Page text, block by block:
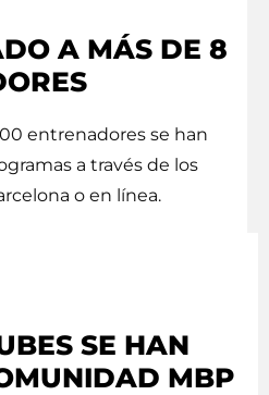
A MÁS DE 8
entrenadores se han
a través de los
o en línea.
SE HAN
MBP